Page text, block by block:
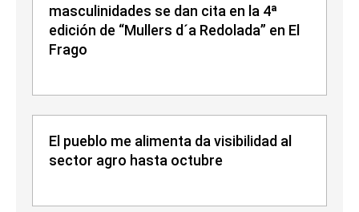
masculinidades se dan cita en la 4ª
edición de “Mullers d´a Redolada” en El
Frago
El pueblo me alimenta da visibilidad al
sector agro hasta octubre